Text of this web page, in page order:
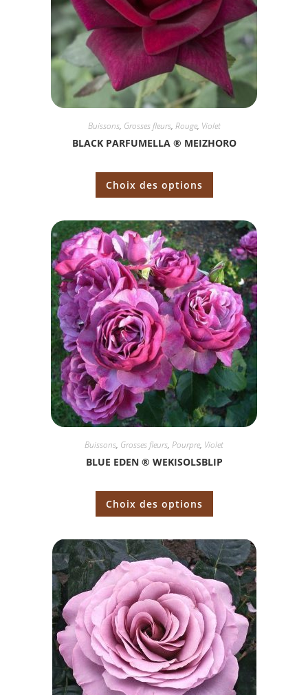
Buissons, Grosses fleurs, Rouge, Violet
BLACK PARFUMELLA ® MEIZHORO
Choix des options
Buissons, Grosses fleurs, Pourpre, Violet
BLUE EDEN ® WEKISOLSBLIP
Choix des options